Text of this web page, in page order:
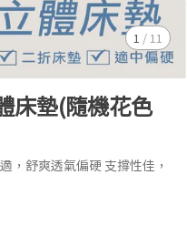
1 / 11
床墊(隨機花色
，舒爽透氣偏硬 支撐性佳，